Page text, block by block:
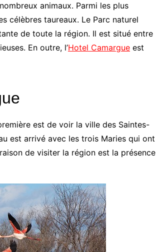
animaux. Parmi les plus
célèbres taureaux. Le Parc naturel
de toute la région. Il est situé entre
En outre, l’Hotel Camargue est
est de voir la ville des Saintes-
est arrivé avec les trois Maries qui ont
de visiter la région est la présence